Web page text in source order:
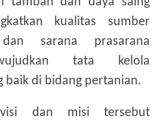
kualitas sumber
sarana prasarana
tata kelola
baik di bidang pertanian.
dan misi tersebut